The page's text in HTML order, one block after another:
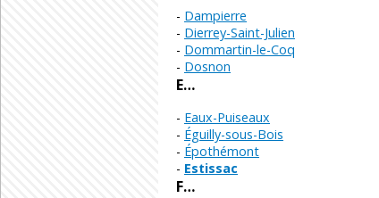
Dampierre
Dierrey-Saint-Julien
Dommartin-le-Coq
Dosnon
E…
Eaux-Puiseaux
Éguilly-sous-Bois
Épothémont
Estissac
F…